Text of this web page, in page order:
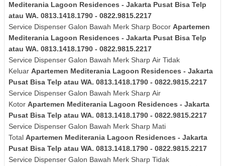
Mediterania Lagoon Residences - Jakarta Pusat Bisa Telp
atau WA. 0813.1418.1790 - 0822.9815.2217
Service Dispenser Galon Bawah Merk Sharp Bocor Apartemen
Mediterania Lagoon Residences - Jakarta Pusat Bisa Telp
atau WA. 0813.1418.1790 - 0822.9815.2217
Service Dispenser Galon Bawah Merk Sharp Air Tidak
Keluar Apartemen Mediterania Lagoon Residences - Jakarta
Pusat Bisa Telp atau WA. 0813.1418.1790 - 0822.9815.2217
Service Dispenser Galon Bawah Merk Sharp Air
Kotor Apartemen Mediterania Lagoon Residences - Jakarta
Pusat Bisa Telp atau WA. 0813.1418.1790 - 0822.9815.2217
Service Dispenser Galon Bawah Merk Sharp Mati
Total Apartemen Mediterania Lagoon Residences - Jakarta
Pusat Bisa Telp atau WA. 0813.1418.1790 - 0822.9815.2217
Service Dispenser Galon Bawah Merk Sharp Tidak